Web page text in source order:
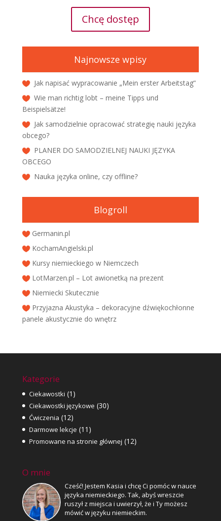
Chcę dostęp
Najnowsze wpisy
Jak napisać wypracowanie „Mein erster Arbeitstag”
Wie man richtig lobt – meine Tipps und
Beispielsätze!
Jak samodzielnie opracować strategię nauki języka
obcego?
PLANER DO SAMODZIELNEJ NAUKI JĘZYKA
OBCEGO
Nauka języka online, czy offline?
Blogroll
Germanin.pl
KochamAngielski.pl
Kursy niemieckiego w Niemczech
LotMarzen.pl – Lot awionetką na prezent
Niemiecki Skutecznie
Przyjazna Akustyka – dekoracyjne dźwiękochłonne
panele akustycznie do wnętrz
Kategorie
Ciekawostki (1)
Ciekawostki językowe (30)
Ćwiczenia (12)
Darmowe lekcje (11)
Promowane na stronie głównej (12)
O mnie
Cześć! Jestem Kasia i chcę Ci pomóc w nauce
języka niemieckiego. Tak, abyś wreszcie
ruszył z miejsca i uwierzył, że i Ty możesz
mówić w języku niemieckim.